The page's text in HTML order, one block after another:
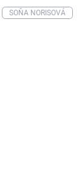
SOŇA NORISOVÁ